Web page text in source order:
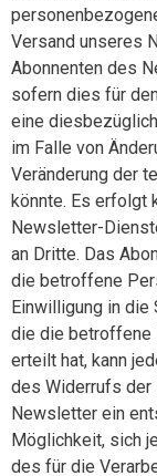
Versand unseres
Abonnenten des
sofern dies für
eine
im Falle von
Veränderung der
könnte. Es erfolgt
Newsletter-
an Dritte. Das
die betroffene
Einwilligung in die
die die betroffene
erteilt hat, kann
des Widerrufs der
Newsletter ein
Möglichkeit, sich
des für die